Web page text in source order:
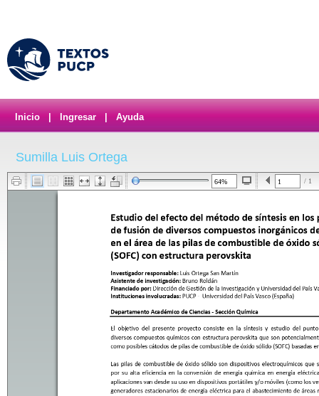
Inicio Ingresar Ayuda
Sumilla Luis Ortega
/ 1